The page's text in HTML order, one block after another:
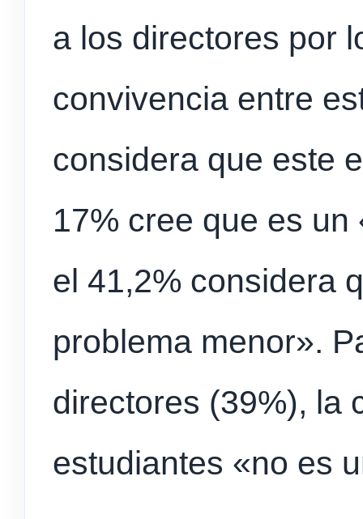
a los directores por
convivencia entre
considera que este
17% cree que es
el 41,2% considera
problema menor».
directores (39%), la
estudiantes «no es